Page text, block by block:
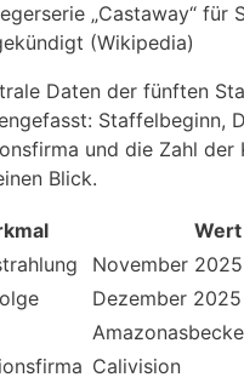
„Castaway“ für
(Wikipedia)
Daten der fünften
Staffelbeginn,
und die Zahl der
Blick.
Wert
November 2025
Dezember
Calivision